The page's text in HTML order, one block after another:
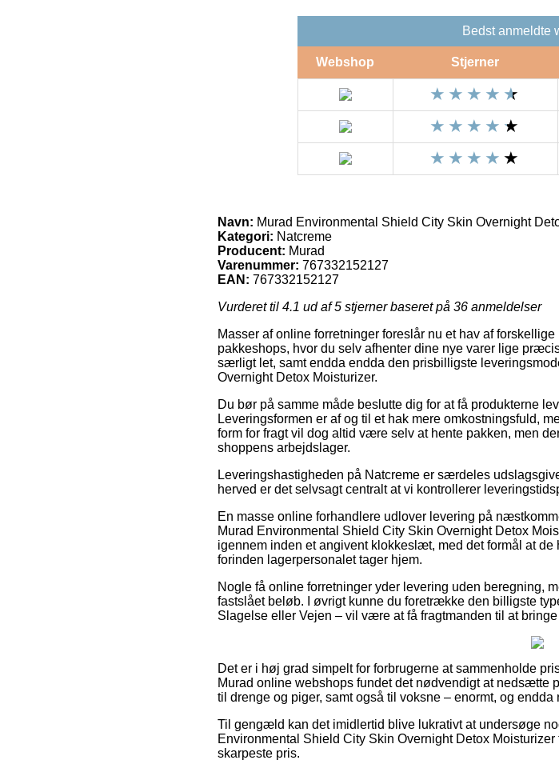
Bedst anmeldte
Webshop Stjerner
Navn: Murad Environmental Shield City Skin Overnight
Kategori: Natcreme
Producent: Murad
Varenummer: 767332152127
EAN: 767332152127
Vurderet til 4.1 ud af 5 stjerner baseret på 36 anmeldelser
Masser af online forretninger foreslår nu et hav af
pakkeshops, hvor du selv afhenter dine nye varer lige
særligt let, samt endda endda den prisbilligste
Overnight Detox Moisturizer.
Du bør på samme måde beslutte dig for at få produkterne
Leveringsformen er af og til et hak mere omkostningsfuld,
form for fragt vil dog altid være selv at hente pakken, men
shoppens arbejdslager.
Leveringshastigheden på Natcreme er særdeles
herved er det selvsagt centralt at vi kontrollerer
En masse online forhandlere udlover levering på
Murad Environmental Shield City Skin Overnight Detox
igennem inden et angivent klokkeslæt, med det formål at
forinden lagerpersonalet tager hjem.
Nogle få online forretninger yder levering uden beregning,
fastslået beløb. I øvrigt kunne du foretrække den billigste
Slagelse eller Vejen – vil være at få fragtmanden til at
Det er i høj grad simpelt for forbrugerne at sammenholde
Murad online webshops fundet det nødvendigt at nedsætte
til drenge og piger, samt også til voksne – enormt, og
Til gengæld kan det imidlertid blive lukrativt at undersøge
Environmental Shield City Skin Overnight Detox
skarpeste pris.